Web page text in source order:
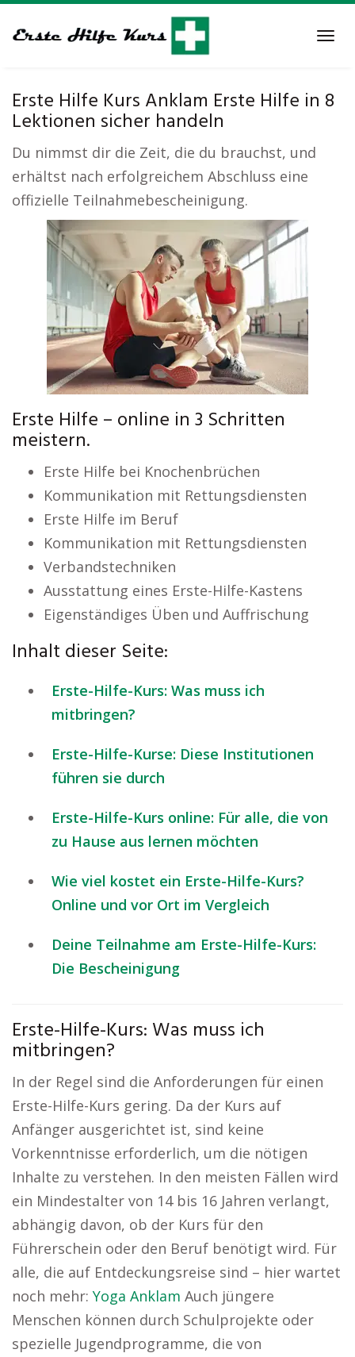
to
Erste Hilfe Kurs Anklam Erste Hilfe in 8
Lektionen sicher handeln
Du nimmst dir die Zeit, die du brauchst, und
erhältst nach erfolgreichem Abschluss eine
offizielle Teilnahmebescheinigung.
Erste Hilfe – online in 3 Schritten
meistern.
Erste Hilfe bei Knochenbrüchen
Kommunikation mit Rettungsdiensten
Erste Hilfe im Beruf
Kommunikation mit Rettungsdiensten
Verbandstechniken
Ausstattung eines Erste-Hilfe-Kastens
Eigenständiges Üben und Auffrischung
Inhalt dieser Seite:
Erste-Hilfe-Kurs: Was muss ich
mitbringen?
Erste-Hilfe-Kurse: Diese Institutionen
führen sie durch
Erste-Hilfe-Kurs online: Für alle, die von
zu Hause aus lernen möchten
Wie viel kostet ein Erste-Hilfe-Kurs?
Online und vor Ort im Vergleich
Deine Teilnahme am Erste-Hilfe-Kurs:
Die Bescheinigung
Erste-Hilfe-Kurs: Was muss ich
mitbringen?
In der Regel sind die Anforderungen für einen
Erste-Hilfe-Kurs gering. Da der Kurs auf
Anfänger ausgerichtet ist, sind keine
Vorkenntnisse erforderlich, um die nötigen
Inhalte zu verstehen. In den meisten Fällen wird
ein Mindestalter von 14 bis 16 Jahren verlangt,
abhängig davon, ob der Kurs für den
Führerschein oder den Beruf benötigt wird. Für
alle, die auf Entdeckungsreise sind – hier wartet
noch mehr: Yoga Anklam Auch jüngere
Menschen können durch Schulprojekte oder
spezielle Jugendprogramme, die von